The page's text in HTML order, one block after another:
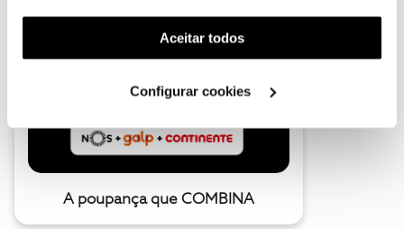
funcionalidade) e adaptar anúncios aos seus interesses
(cookies de publicidade personalizada). Pode gerir a
utilização dos cookies clicando em "Configurar
Aceitar todos
Configurar cookies
A poupança que COMBINA